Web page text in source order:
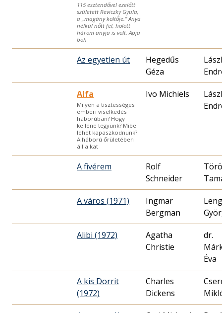
115 esztendővel ezelőtt
született Reviczky Gyula,
a „magány költője.” Anya
nélkül nőtt fel, holott
három anyja is volt. Apja
boh
Az egyetlen út
Hegedűs
Géza
Alfa
Milyen a tisztességes
emberi viselkedés
háborúban? Hogy
kellene tegyünk? Mibe
lehet kapaszkodnunk?
A háború őrületében
áll a kat
Ivo Michiels
A fivérem
Rolf
Schneider
A város (1971)
Ingmar
Bergman
Alibi (1972)
Agatha
Christie
dr.
Éva
A kis Dorrit
(1972)
Charles
Dickens